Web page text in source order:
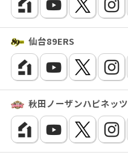
仙台89ERS
秋田ノーザンハピネッツ